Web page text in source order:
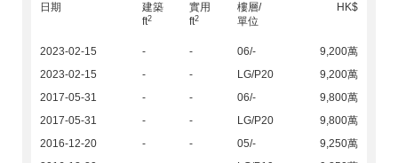
日期
建築
ft2
實用
ft2
樓層/
單位
HK$
2023-02-15 - - 06/-
9,200萬
2023-02-15
- - LG/P20
9,200萬
2017-05-31
- - 06/-
9,800萬
2017-05-31
- - LG/P20
9,800萬
2016-12-20
- - 05/-
9,250萬